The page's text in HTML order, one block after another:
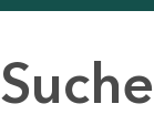
Suche